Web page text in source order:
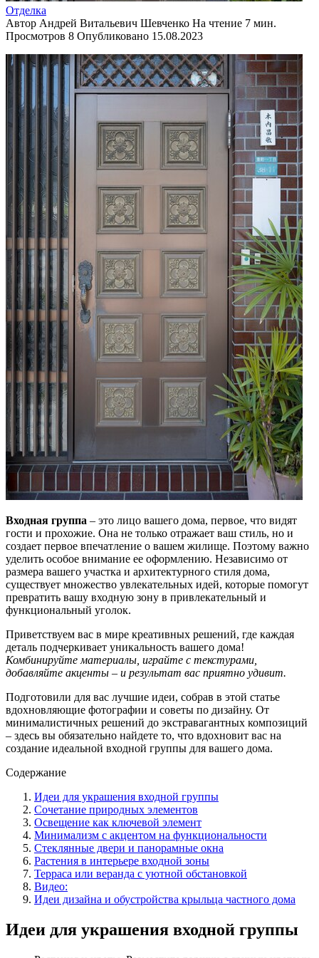
Отделка
Автор Андрей Витальевич Шевченко На чтение 7 мин.
Просмотров 8 Опубликовано 15.08.2023
Входная группа – это лицо вашего дома, первое, что видят
гости и прохожие. Она не только отражает ваш стиль, но и
создает первое впечатление о вашем жилище. Поэтому важно
уделить особое внимание ее оформлению. Независимо от
размера вашего участка и архитектурного стиля дома,
существует множество увлекательных идей, которые помогут
превратить вашу входную зону в привлекательный и
функциональный уголок.
Приветствуем вас в мире креативных решений, где каждая
деталь подчеркивает уникальность вашего дома!
Комбинируйте материалы, играйте с текстурами,
добавляйте акценты – и результат вас приятно удивит.
Подготовили для вас лучшие идеи, собрав в этой статье
вдохновляющие фотографии и советы по дизайну. От
минималистичных решений до экстравагантных композиций
– здесь вы обязательно найдете то, что вдохновит вас на
создание идеальной входной группы для вашего дома.
Содержание
Идеи для украшения входной группы
Сочетание природных элементов
Освещение как ключевой элемент
Минимализм с акцентом на функциональности
Стеклянные двери и панорамные окна
Растения в интерьере входной зоны
Терраса или веранда с уютной обстановкой
Видео:
Идеи дизайна и обустройства крыльца частного дома
Идеи для украшения входной группы